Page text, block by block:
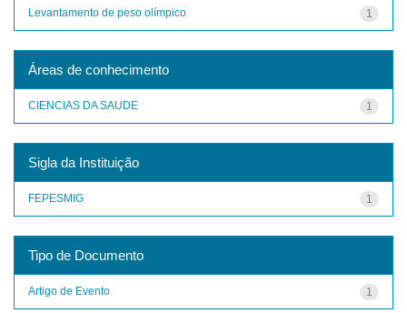
1
Levantamento de peso olímpico
Áreas de conhecimento
1
CIENCIAS DA SAUDE
Sigla da Instituição
1
FEPESMIG
Tipo de Documento
1
Artigo de Evento